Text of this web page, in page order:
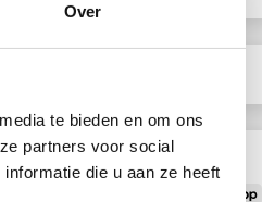
Over
te bieden en om ons
partners voor social
die u aan ze heeft
2026